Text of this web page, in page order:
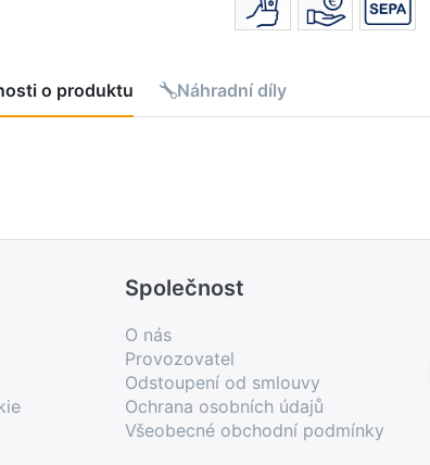
o produktu Náhradní díly
Společnost
O nás
Provozovatel
Odstoupení od smlouvy
Ochrana osobních údajů
Všeobecné obchodní podmínky